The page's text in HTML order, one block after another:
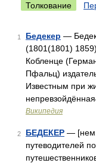
Толкование
1 Бедекер —
(1801(1801)
Кобленце
Пфальц)
Известным при
Википедия
2 БЕДЕКЕР — [нем.
путеводителей